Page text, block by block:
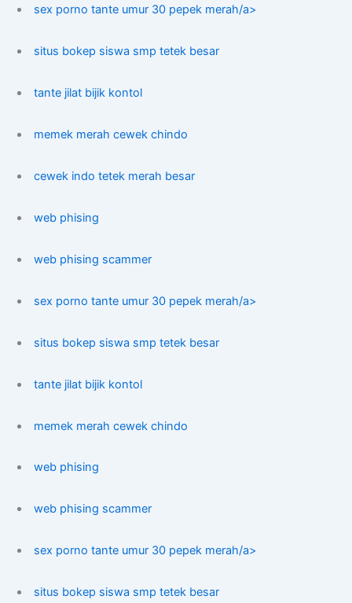
sex porno tante umur 30 pepek merah/a>
situs bokep siswa smp tetek besar
tante jilat bijik kontol
memek merah cewek chindo
cewek indo tetek merah besar
web phising
web phising scammer
sex porno tante umur 30 pepek merah/a>
situs bokep siswa smp tetek besar
tante jilat bijik kontol
memek merah cewek chindo
web phising
web phising scammer
sex porno tante umur 30 pepek merah/a>
situs bokep siswa smp tetek besar